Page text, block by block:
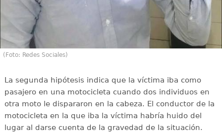
(Foto: Redes Sociales)
La segunda hipótesis indica que la víctima iba como
pasajero en una motocicleta cuando dos individuos en
otra moto le dispararon en la cabeza. El conductor de la
motocicleta en la que iba la víctima habría huido del
lugar al darse cuenta de la gravedad de la situación.